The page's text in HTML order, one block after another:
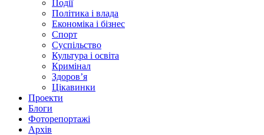
Події
Політика і влада
Економіка і бізнес
Спорт
Суспільство
Культура і освіта
Кримінал
Здоров’я
Цікавинки
Проекти
Блоги
Фоторепортажі
Архів